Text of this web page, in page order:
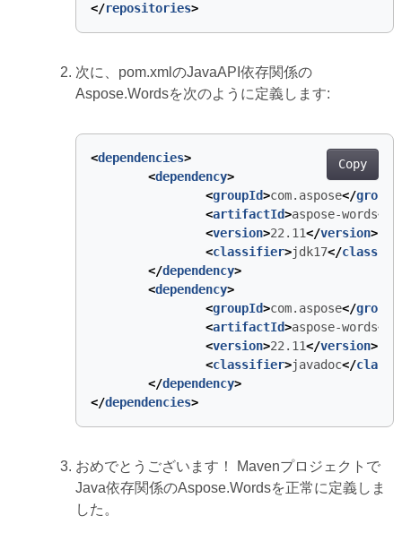
</repositories>
次に、pom.xmlのJavaAPI依存関係の
Aspose.Wordsを次のように定義します:
Copy
<dependencies>
<dependency>
<groupId>com.aspose</
<artifactId>aspose-words</
<version>22.11</version>
<classifier>jdk17</
</dependency>
<dependency>
<groupId>com.aspose</
<artifactId>aspose-words</
<version>22.11</version>
<classifier>javadoc</
</dependency>
</dependencies>
おめでとうございます！ Mavenプロジェクトで
Java依存関係のAspose.Wordsを正常に定義しま
した。